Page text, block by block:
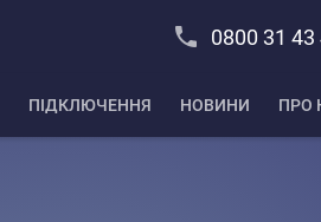
0800 31 43
ПІДКЛЮЧЕННЯ НОВИНИ ПРО